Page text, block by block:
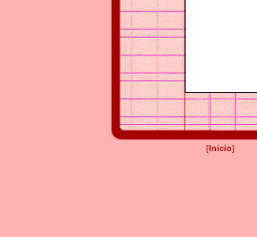
[Inicio]